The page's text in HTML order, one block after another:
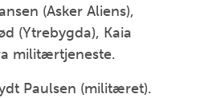
(Asker Aliens),
(Ytrebygda), Kaia
militærtjeneste.
Paulsen (militæret).